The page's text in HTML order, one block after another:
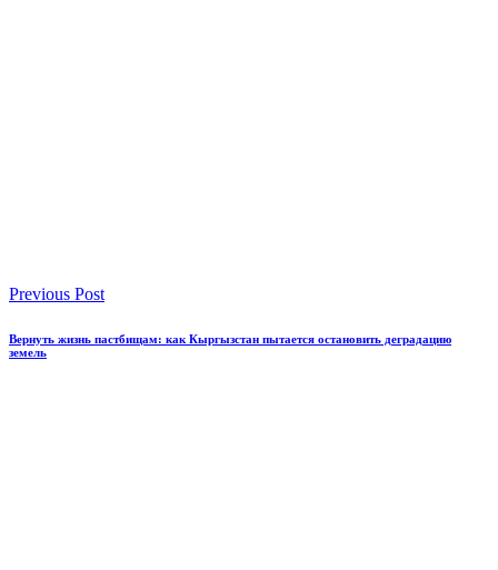
Previous Post
Вернуть жизнь пастбищам: как Кыргызстан пытается остановить деградацию
земель